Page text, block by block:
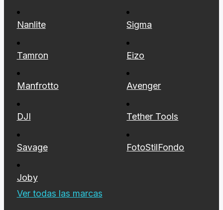
Nanlite Sigma
Tamron Eizo
Manfrotto Avenger
DJI Tether Tools
Savage FotoStilFondo
Joby
Ver todas las marcas